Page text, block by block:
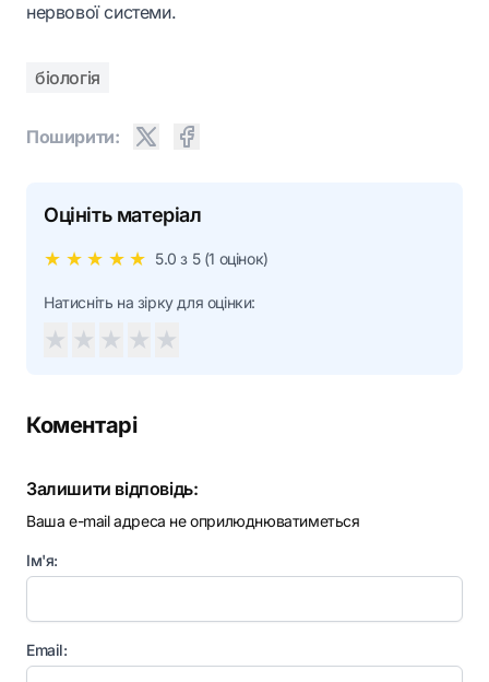
нервової системи.
біологія
Поширити:
Оцініть матеріал
★ ★ ★ ★ ★ 5.0 з 5 (1 оцінок)
Натисніть на зірку для оцінки:
★ ★ ★ ★ ★
Коментарі
Залишити відповідь:
Ваша e-mail адреса не оприлюднюватиметься
Ім'я:
Email: